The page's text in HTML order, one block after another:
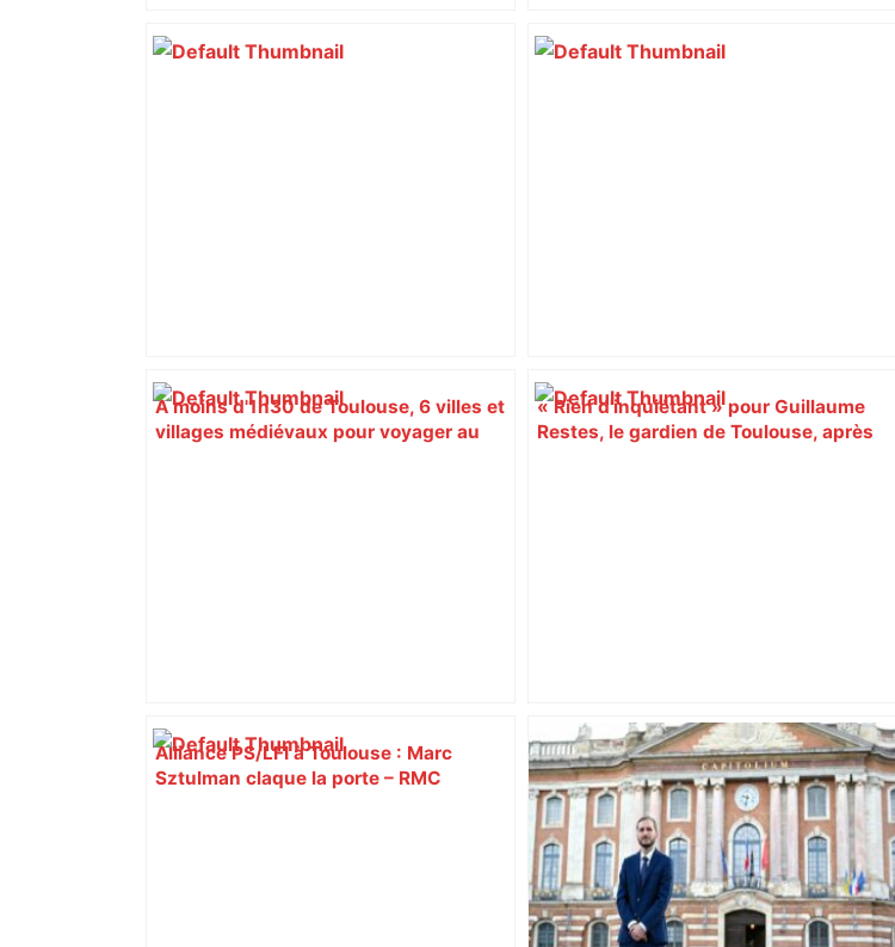
Augustins
A moins d'1h30 de Toulouse, 6 villes et
villages médiévaux pour voyager au
« Rien d'inquiétant » pour Guillaume
Restes, le gardien de Toulouse, après
Alliance PS/LFI à Toulouse : Marc
Sztulman claque la porte – RMC
"C'est la reprise des bouchons et c'est
horrible", plus de 17 km de
ralentissements autour de Toulouse ce
jeudi matin, on vous donne les
secteurs à éviter – ladepeche.fr